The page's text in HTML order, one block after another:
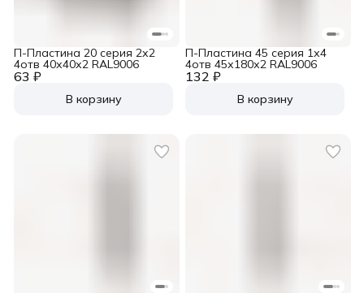
63 ₽
П-Пластина 20 серия 2х2
4отв 40х40х2 RAL9006
В корзину
132 ₽
П-Пластина 45 серия 1х4
4отв 45х180х2 RAL9006
В корзину